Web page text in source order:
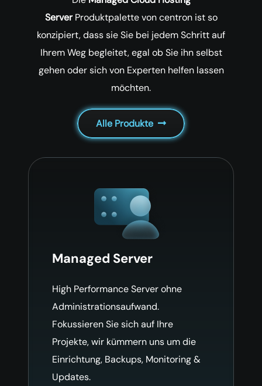
Server Produktpalette von centron ist so
konzipiert, dass sie Sie bei jedem Schrittauf
Ihrem Weg begleitet, egal ob Sie ihn selbst
gehen oder sich von Experten helfen lassen
möchten.
Alle Produkte
Managed Server
High Performance Server ohne
Administrationsaufwand.
Fokussieren Sie sich auf Ihre
Projekte, wir kümmern uns um die
Einrichtung, Backups, Monitoring &
Updates.